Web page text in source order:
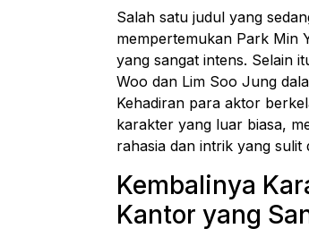
Salah satu judul yang
mempertemukan Park Min
yang sangat intens. Selain
Woo dan Lim Soo Jung
Kehadiran para aktor
karakter yang luar biasa,
rahasia dan intrik yang sulit
Kembalinya
Kantor yang